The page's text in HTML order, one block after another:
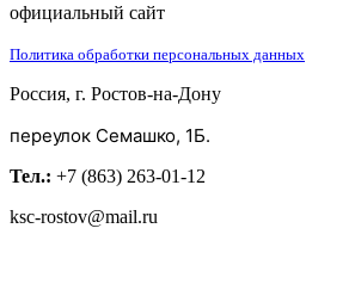
официальный сайт
Политика обработки персональных данных
Россия, г. Ростов-на-Дону
переулок Семашко, 1Б.
Тел.: +7 (863) 263-01-12
ksc-rostov@mail.ru